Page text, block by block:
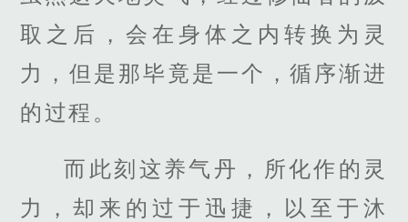
取之后，会在身体之内转换为灵
力，但是那毕竟是一个，循序渐进
的过程。
而此刻这养气丹，所化作的灵
力，却来的过于迅捷，以至于沐